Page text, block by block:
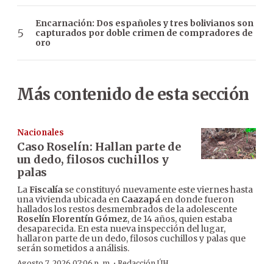
Encarnación: Dos españoles y tres bolivianos son
capturados por doble crimen de compradores de
oro
Más contenido de esta sección
Nacionales
Caso Roselín: Hallan parte de
un dedo, filosos cuchillos y
palas
LaFiscalía se constituyó nuevamente este viernes hasta
una vivienda ubicada en Caazapá en donde fueron
hallados los restos desmembrados de la adolescente
Roselín Florentín Gómez, de 14 años, quien estaba
desaparecida. En esta nueva inspección del lugar,
hallaron parte de un dedo, filosos cuchillos y palas que
serán sometidos a análisis.